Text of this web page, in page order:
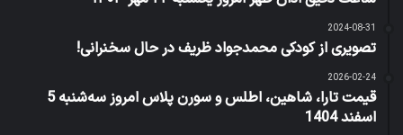
2024-08-31
تصویری از کودکی محمدجواد ظریف در حال سخنرانی!
2026-02-24
قیمت تارا، شاهین، اطلس و سورن پلاس امروز سه‌شنبه 5
اسفند 1404